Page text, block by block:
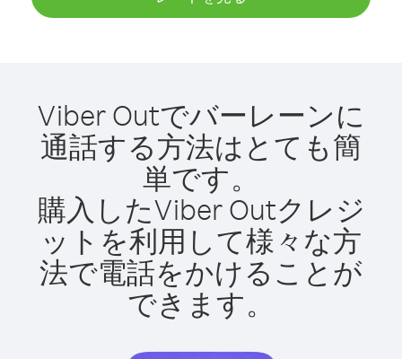
Viber Outでバーレーンに
通話する方法はとても簡
単です。
購入したViber Outクレジ
ットを利用して様々な方
法で電話をかけることが
できます。